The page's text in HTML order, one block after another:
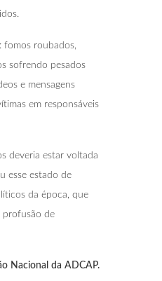
fomos roubados,
sofrendo pesados
e mensagens
em responsáveis
deveria estar voltada
esse estado de
da época, que
profusão de
Nacional da ADCAP.